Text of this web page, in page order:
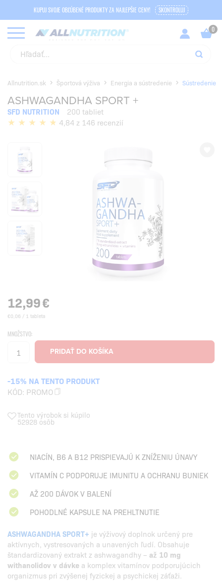
KUPUJ SVOJE OBĽÚBENÉ PRODUKTY ZA NAJLEPŠIE CENY! SKONTROLUJ
Allnutrition.sk Športová výživa Energia a sústredenie Sústredenie
ASHWAGANDHA SPORT +
SFD NUTRITION
200 tabliet
4,84 z 146 recenzií
12,99€
€0,06 / 1 tableta
MNOŽSTVO:
-15% NA TENTO PRODUKT
KÓD: PROMO
Tento výrobok si kúpilo
52928 osôb
NIACÍN, B6 A B12 PRISPIEVAJÚ K ZNÍŽENIU ÚNAVY
VITAMÍN C PODPORUJE IMUNITU A OCHRANU BUNIEK
AŽ 200 DÁVOK V BALENÍ
POHODLNÉ KAPSULE NA PREHLTNUTIE
ASHWAGANDHA SPORT+ je výživový doplnok určený pre
aktívnych, vystresovaných a unavených ľudí. Obsahuje
štandardizovaný extrakt z ashwagandhy – až 10 mg
withanolidov v dávke a komplex vitamínov podporujúcich
organizmus pri zvýšenej fyzickej a psychickej záťaži.